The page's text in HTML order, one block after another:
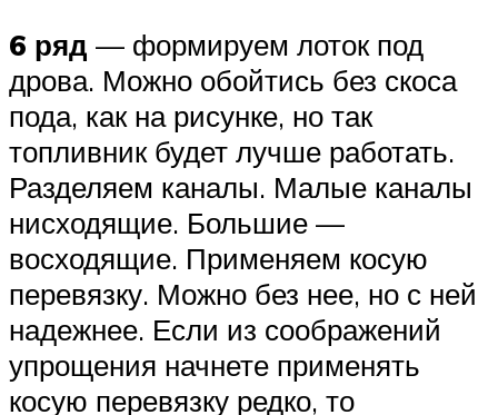
6 ряд — формируем лоток под
дрова. Можно обойтись без скоса
пода, как на рисунке, но так
топливник будет лучше работать.
Разделяем каналы. Малые каналы
нисходящие. Большие —
восходящие. Применяем косую
перевязку. Можно без нее, но с ней
надежнее. Если из соображений
упрощения начнете применять
косую перевязку редко, то